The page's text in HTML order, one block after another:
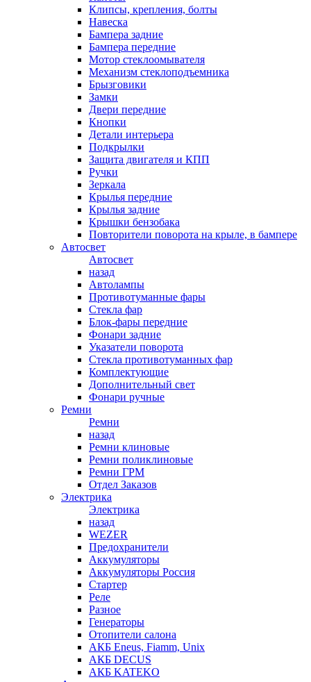
Клипсы, крепления, болты
Навеска
Бампера задние
Бампера передние
Мотор стеклоомывателя
Механизм стеклоподъемника
Брызговики
Замки
Двери передние
Кнопки
Детали интерьера
Подкрылки
Защита двигателя и КПП
Ручки
Зеркала
Крылья передние
Крылья задние
Крышки бензобака
Повторители поворота на крыле, в бампере
Автосвет
Автосвет
назад
Автолампы
Противотуманные фары
Стекла фар
Блок-фары передние
Фонари задние
Указатели поворота
Стекла противотуманных фар
Комплектующие
Дополнительный свет
Фонари ручные
Ремни
Ремни
назад
Ремни клиновые
Ремни поликлиновые
Ремни ГРМ
Отдел Заказов
Электрика
Электрика
назад
WEZER
Предохранители
Аккумуляторы
Аккумуляторы Россия
Стартер
Реле
Разное
Генераторы
Отопители салона
АКБ Eneus, Fiamm, Unix
АКБ DECUS
АКБ KATEKO